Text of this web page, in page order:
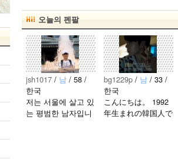
오늘의 펜팔
jsh1017 / 남/ 58 /
한국
저는 서울에 살고 있
는 평범한 남자입니
bg1229p / 남/ 33 /
한국
こんにちは。 1992
年生まれの韓国人で